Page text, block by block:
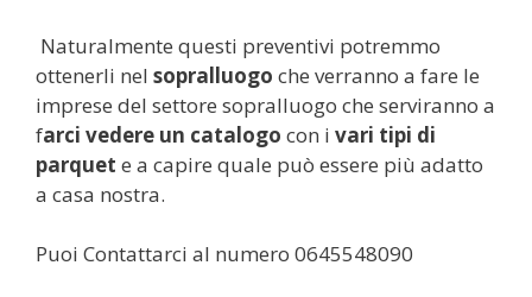
Naturalmente questi preventivi potremmo
ottenerli nel sopralluogo che verranno a fare le
imprese del settore sopralluogo che serviranno a
farci vedere un catalogo con i vari tipi di
parquet e a capire quale può essere più adatto
a casa nostra.
Puoi Contattarci al numero 0645548090